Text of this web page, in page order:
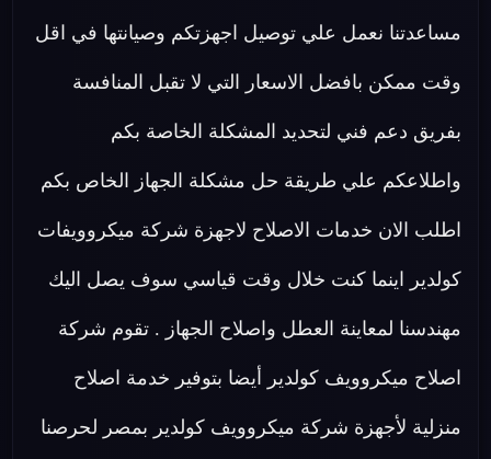
مساعدتنا نعمل علي توصيل اجهزتكم وصيانتها في اقل
وقت ممكن بافضل الاسعار التي لا تقبل المنافسة
بفريق دعم فني لتحديد المشكلة الخاصة بكم
واطلاعكم علي طريقة حل مشكلة الجهاز الخاص بكم
اطلب الان خدمات الاصلاح لاجهزة شركة ميكروويفات
كولدير اينما كنت خلال وقت قياسي سوف يصل اليك
مهندسنا لمعاينة العطل واصلاح الجهاز . تقوم شركة
اصلاح ميكروويف كولدير أيضا بتوفير خدمة اصلاح
منزلية لأجهزة شركة ميكروويف كولدير بمصر لحرصنا